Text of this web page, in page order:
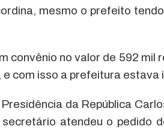
mesmo o prefeito
convênio no valor de 592 mil
com isso a prefeitura estava
da República
atendeu o pedido